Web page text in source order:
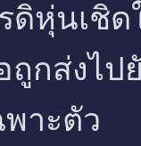
ดิหุ่นเชิด
อถูกส่งไ
าะตัว